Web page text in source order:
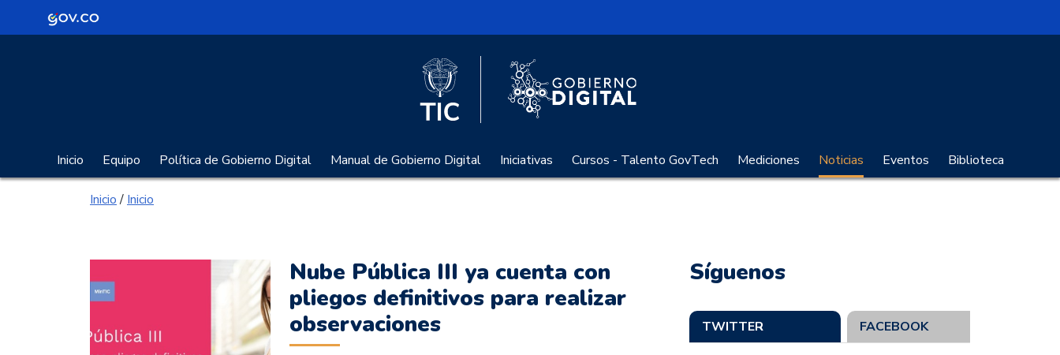
Logo Gobierno de Colombia
Logo del Ministerio TIC
Inicio Equipo Política de Gobierno Digital Manual de Gobierno Digital Iniciativas Cursos - Talento GovTech Mediciones Noticias Eventos Biblioteca
Inicio/Inicio
Nube Pública III ya cuenta con
pliegos definitivos para realizar
observaciones
Síguenos
TWITTER FACEBOOK